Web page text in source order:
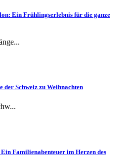
Ein Frühlingserlebnis für die ganze
der Schweiz zu Weihnachten
Familienabenteuer im Herzen des